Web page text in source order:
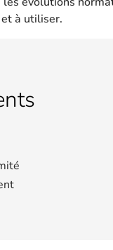
à utiliser.